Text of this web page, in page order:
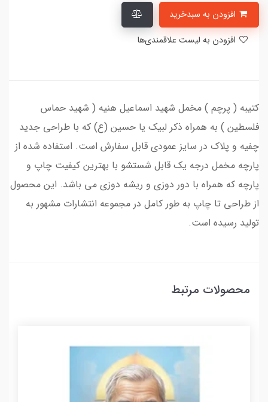
کتیبه ( پرچم ) مخمل شهید اسماعیل هنیه ( شهید حماس
فلسطین ) به همراه ذکر لبیک یا حسین (ع) که با طراحی جدید
چفیه و پلاک در سایز عمودی قابل سفارش است. استفاده شده از
پارچه مخمل درجه یک قابل شستشو با بهترین کیفیت چاپ و
پارچه که همراه با دور دوزی و ریشه دوزی می باشد. این محصول
از طراحی تا چاپ به طور کامل در مجموعه انتشارات مشهور به
تولید رسیده است.
محصولات مرتبط